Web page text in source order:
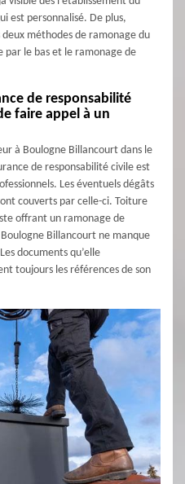
est personnalisé. De plus,
méthodes de ramonage du
par le bas et le ramonage de
de responsabilité
faire appel à un
à Boulogne Billancourt dans le
de responsabilité civile est
Les éventuels dégâts
couverts par celle-ci. Toiture
offrant un ramonage de
Billancourt ne manque
documents qu’elle
toujours les références de son